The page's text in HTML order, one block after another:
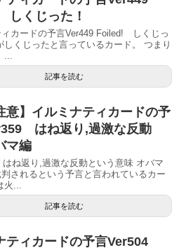
くじった！
ィカードの予言Ver449 Foiled! しくじっ
しくじったと言っているカード。 つまり
記事を読む
意】イルミナティカードの予
はね返り,過激な反動
マ編
ね返り,過激な反動という意味 オバマ
されるという予言と言われているカー
...
記事を読む
ティカードの予言Ver504